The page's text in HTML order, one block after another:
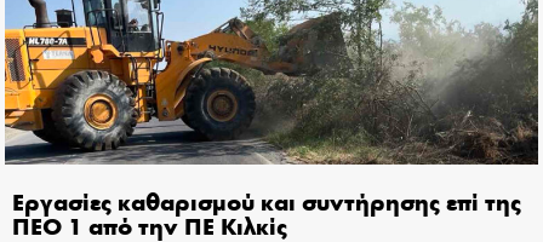
Εργασίες καθαρισμού και συντήρησης επί της
ΠΕΟ 1 από την ΠΕ Κιλκίς